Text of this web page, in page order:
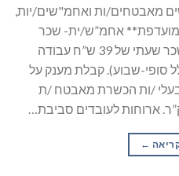
מאבטחים/ות ואחמ"שים/יות,
מועדפת** אחמ”ש/ית- שכר
שעתי של 43 ש”ח מאבטח /ת- שכר שעתי של 39 ש”ח עבודה
סופי-שבוע). קבלת מענק על
לבעלי /ות הכשרת מאבטח /ת
ארוחות לעובדים סביבת…
→